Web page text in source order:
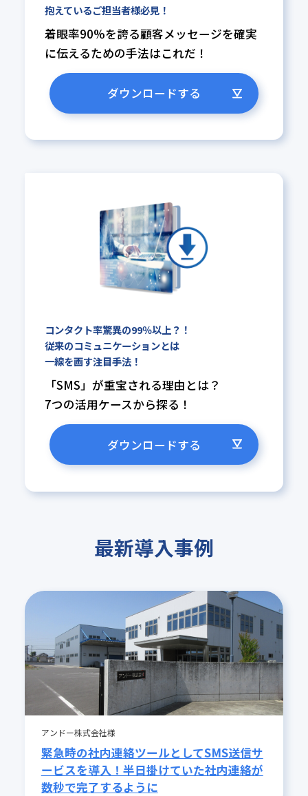
抱えているご担当者様必見！
着眼率90%を誇る顧客メッセージを確実
に伝えるための手法はこれだ！
ダウンロードする
コンタクト率驚異の99％以上？！
従来のコミュニケーションとは
一線を画す注目手法！
「SMS」が重宝される理由とは？
7つの活用ケースから探る！
ダウンロードする
最新導入事例
アンドー株式会社様
緊急時の社内連絡ツールとしてSMS送信サ
ービスを導入！半日掛けていた社内連絡が
数秒で完了するように